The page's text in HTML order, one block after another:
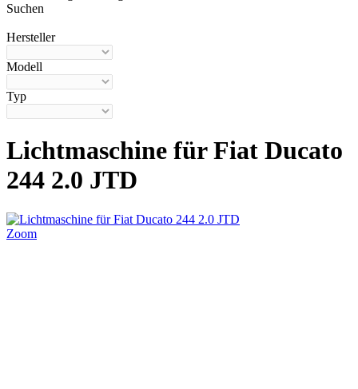
Suchen
Hersteller
Modell
Typ
Lichtmaschine für Fiat Ducato
244 2.0 JTD
Zoom